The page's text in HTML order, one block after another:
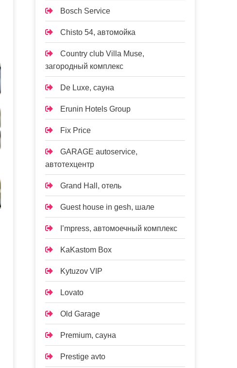
Bosch Service
Chisto 54, автомойка
Country club Villa Muse,
загородный комплекс
De Luxe, сауна
Erunin Hotels Group
Fix Price
GARAGE autoservice,
автотехцентр
Grand Hall, отель
Guest house in gesh, шале
I’mpress, автомоечный комплекс
KaKastom Box
Kytuzov VIP
Lovato
Old Garage
Premium, сауна
Prestige avto